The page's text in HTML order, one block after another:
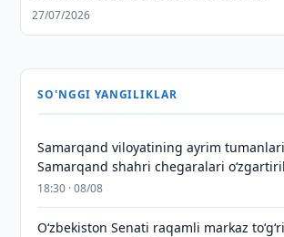
27/07/2026
SO'NGGI YANGILIKLAR
Samarqand viloyatining ayrim
Samarqand shahri chegaralari
18:30 · 08/08
Oʻzbekiston Senati raqamli markaz